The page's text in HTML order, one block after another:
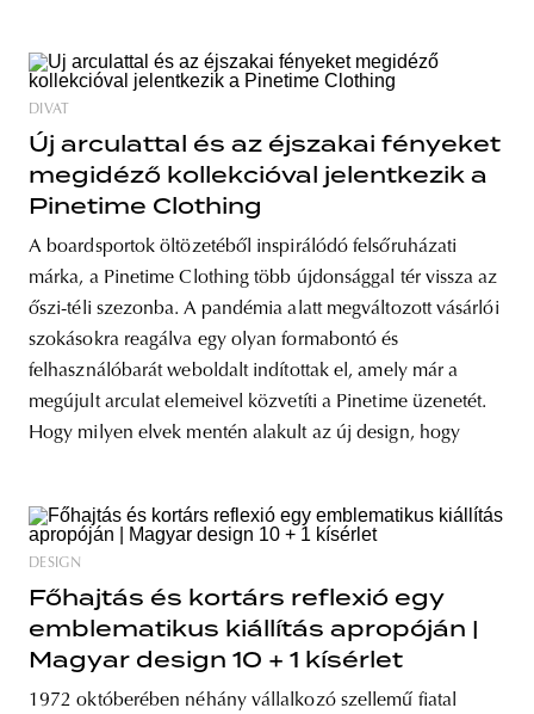
DIVAT
Új arculattal és az éjszakai fényeket
megidéző kollekcióval jelentkezik a
Pinetime Clothing
A boardsportok öltözetéből inspirálódó felsőruházati
márka, a Pinetime Clothing több újdonsággal tér vissza az
őszi-téli szezonba. A pandémia alatt megváltozott vásárlói
szokásokra reagálva egy olyan formabontó és
felhasználóbarát weboldalt indítottak el, amely már a
megújult arculat elemeivel közvetíti a Pinetime üzenetét.
Hogy milyen elvek mentén alakult az új design, hogy
DESIGN
Főhajtás és kortárs reflexió egy
emblematikus kiállítás apropóján |
Magyar design 10 + 1 kísérlet
1972 októberében néhány vállalkozó szellemű fiatal